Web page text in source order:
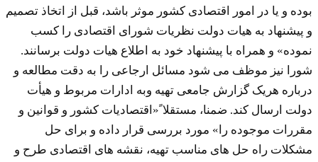
بوده و یا در امور اقتصادی کشور موثر باشد، قبل از اتخاذ تصمیم
و پیشنهاد به هیات دولت نظریات شورای اقتصادی را کسب
نموده» و همراه با پیشنهاد خود به اطلاع هیات دولت برسانند.
شورا نیز موظف می شود مسائل ارجاعی را به دقت مطالعه و
درباره هریک گزارش جامعی تهیه وبه ادارات مربوط و هیأت
دولت ارسال کند. ضمنا، مستقلا ً«اقتصادیات کشور و قوانین و
مقررات موجوده را» مورد بررسی قرار داده و برای حل
مشکلات راه حل های مناسب تهیه، نقشه های اقتصادی طرح و